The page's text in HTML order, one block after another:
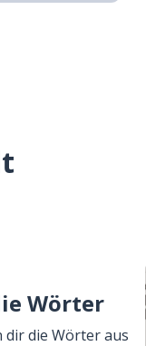
Wörter
die Wörter aus